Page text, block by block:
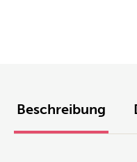
Beschreibung